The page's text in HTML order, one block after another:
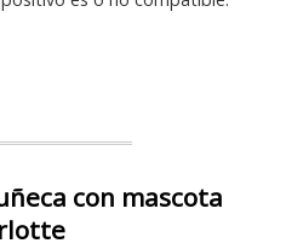
con mascota